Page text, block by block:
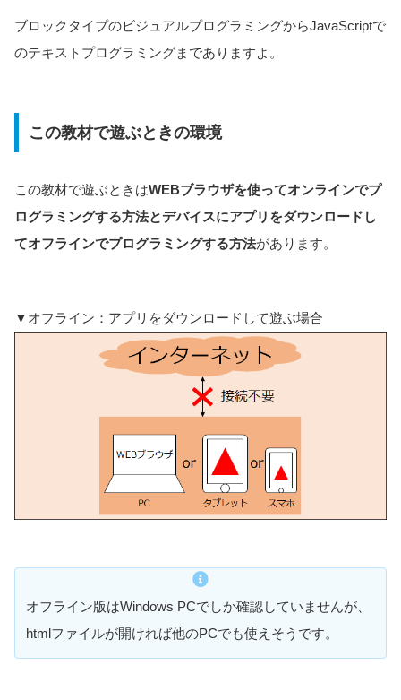
ブロックタイプのビジュアルプログラミングからJavaScriptで
のテキストプログラミングまでありますよ。
この教材で遊ぶときの環境
この教材で遊ぶときはWEBブラウザを使ってオンラインでプ
ログラミングする方法とデバイスにアプリをダウンロードし
てオフラインでプログラミングする方法があります。
▼オフライン：アプリをダウンロードして遊ぶ場合
オフライン版はWindows PCでしか確認していませんが、
htmlファイルが開ければ他のPCでも使えそうです。